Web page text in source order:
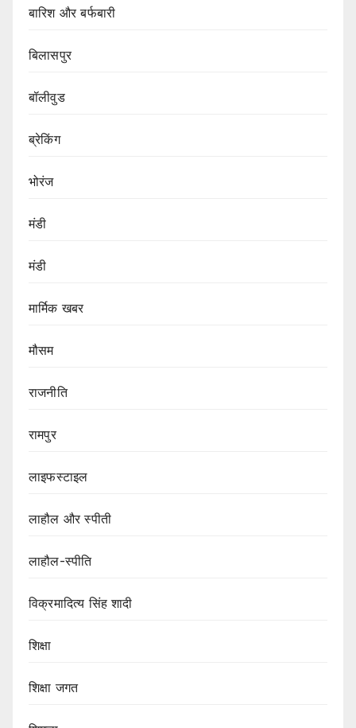
बारिश और बर्फबारी
बिलासपुर
बॉलीवुड
ब्रेकिंग
भोरंज
मंडी
मंडी
मार्मिक खबर
मौसम
राजनीति
रामपुर
लाइफस्टाइल
लाहौल और स्पीती
लाहौल-स्पीति
विक्रमादित्य सिंह शादी
शिक्षा
शिक्षा जगत